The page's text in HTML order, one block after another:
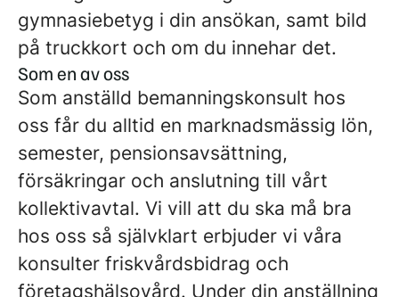
gymnasiebetyg i din ansökan, samt bild
på truckkort och om du innehar det.
Som en av oss
Som anställd bemanningskonsult hos
oss får du alltid en marknadsmässig lön,
semester, pensionsavsättning,
försäkringar och anslutning till vårt
kollektivavtal. Vi vill att du ska må bra
hos oss så självklart erbjuder vi våra
konsulter friskvårdsbidrag och
företagshälsovård. Under din anställning